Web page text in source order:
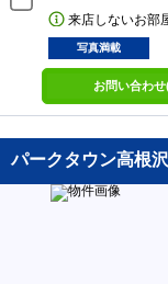
来店しないお部
写真満載
お問い合わ
パークタウン高根沢